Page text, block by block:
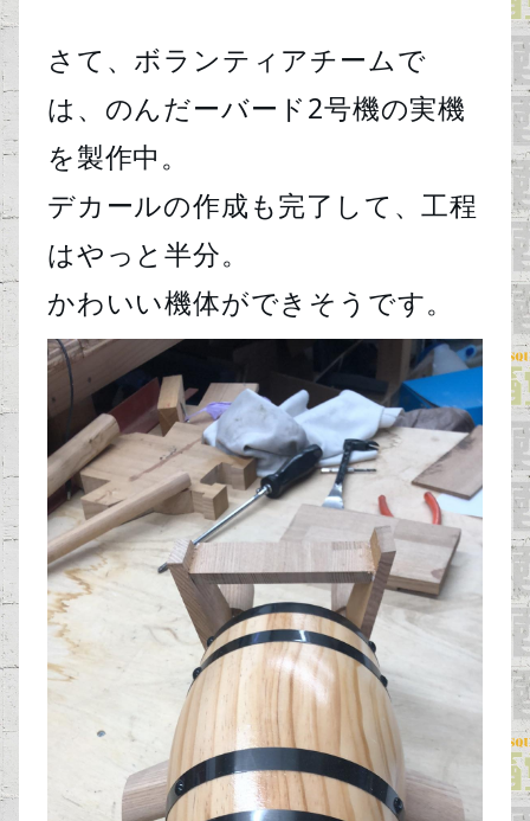
さて、ボランティアチームで
は、のんだーバード2号機の実機
を製作中。
デカールの作成も完了して、工程
はやっと半分。